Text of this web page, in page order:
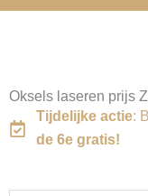
Oksels laseren prijs
Tijdelijke actie:
de 6e gratis!